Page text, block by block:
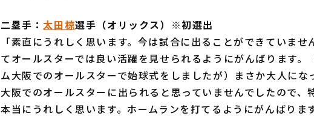
二塁手：太田椋選手（オリックス）※初選出
「素直にうれしく思います。今は試合に出ることができていま
てオールスターでは良い活躍を見せられるようにがんばります。
ム大阪でのオールスターで始球式をしましたが）まさか大人にな
大阪でのオールスターに出られると思っていませんでしたので、
本当にうれしく思います。ホームランを打てるようにがんばりま